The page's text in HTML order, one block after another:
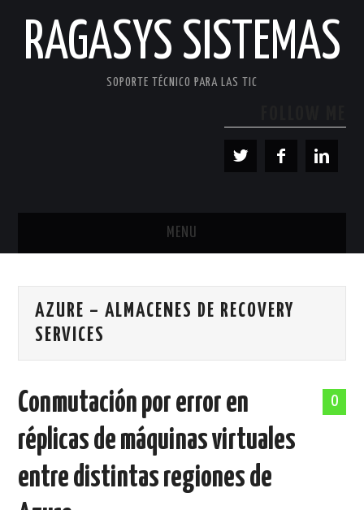
RAGASYS SISTEMAS
SOPORTE TÉCNICO PARA LAS TIC
MENU
ACERCA DE
POLÍTICA DE PRIVACIDAD
AZURE – ALMACENES DE RECOVERY
SERVICES
0
Conmutación por error en
réplicas de máquinas virtuales
entre distintas regiones de